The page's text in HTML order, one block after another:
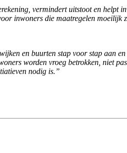
vermindert uitstoot en helpt
inwoners die maatregelen moeilijk
en buurten stap voor stap aan
worden vroeg betrokken, niet
nodig is.”